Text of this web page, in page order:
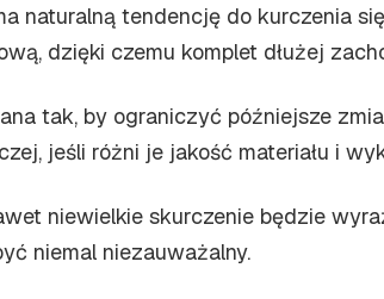
naturalną tendencję do kurczenia
dzięki czemu komplet dłużej
tak, by ograniczyć późniejsze
jeśli różni je jakość materiału i
niewielkie skurczenie będzie
niemal niezauważalny.